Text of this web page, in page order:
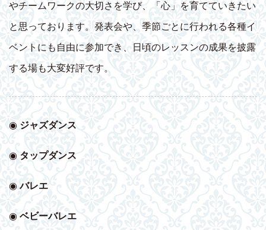
やチームワークの大切さを学び、「心」を育てていきたい
と思っております。発表会や、季節ごとに行われる各種イ
ベントにも自由に参加でき、日頃のレッスンの成果を披露
する場も大変好評です。
◉ ジャズダンス
◉ タップダンス
◉バレエ
◉ベビーバレエ